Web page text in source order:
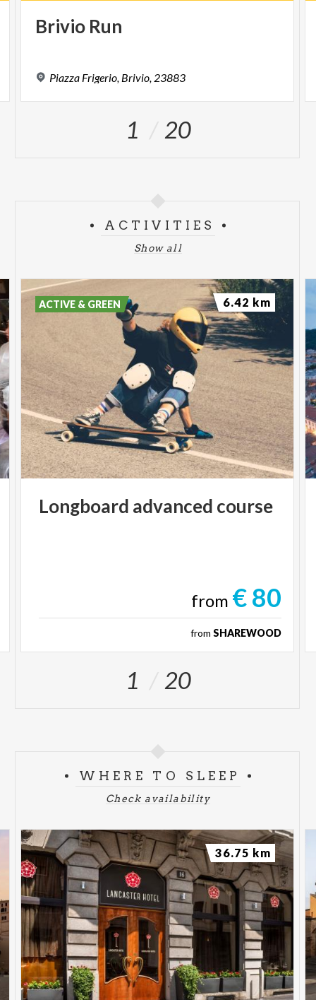
Brivio Run
Piazza Frigerio, Brivio, 23883
1 20
ACTIVITIES
Show all
Longboard advanced course
from € 80
from SHAREWOOD
ACTIVE & GREEN 6.42 km
1 20
WHERE TO SLEEP
Check availability
36.75 km